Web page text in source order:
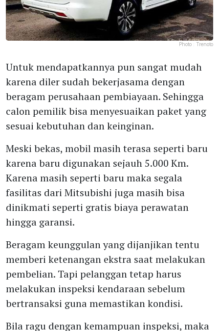
Photo : Trenoto
Untuk mendapatkannya pun sangat mudah
karena diler sudah bekerjasama dengan
beragam perusahaan pembiayaan. Sehingga
calon pemilik bisa menyesuaikan paket yang
sesuai kebutuhan dan keinginan.
Meski bekas, mobil masih terasa seperti baru
karena baru digunakan sejauh 5.000 Km.
Karena masih seperti baru maka segala
fasilitas dari Mitsubishi juga masih bisa
dinikmati seperti gratis biaya perawatan
hingga garansi.
Beragam keunggulan yang dijanjikan tentu
memberi ketenangan ekstra saat melakukan
pembelian. Tapi pelanggan tetap harus
melakukan inspeksi kendaraan sebelum
bertransaksi guna memastikan kondisi.
Bila ragu dengan kemampuan inspeksi, maka